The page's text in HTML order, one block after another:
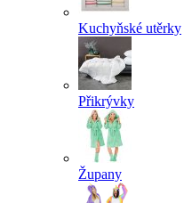
Kuchyňské utěrky
Přikrývky
Župany